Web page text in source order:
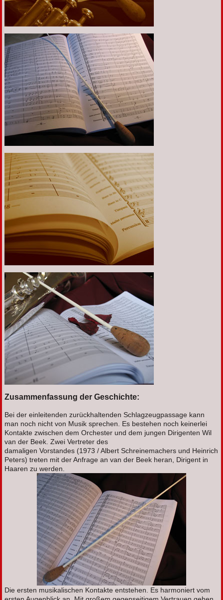
Zusammenfassung der Geschichte:
Bei der einleitenden zurückhaltenden Schlagzeugpassage kann
man noch nicht von Musik sprechen. Es bestehen noch keinerlei
Kontakte zwischen dem Orchester und dem jungen Dirigenten Wil
van der Beek. Zwei Vertreter des
damaligen Vorstandes (1973 / Albert Schreinemachers und Heinrich
Peters) treten mit der Anfrage an van der Beek heran, Dirigent in
Haaren zu werden.
Die ersten musikalischen Kontakte entstehen. Es harmoniert vom